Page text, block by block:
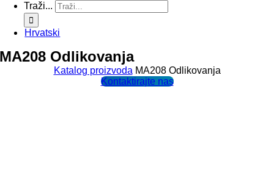
Traži...
Hrvatski
MA208 Odlikovanja
Katalog proizvoda MA208 Odlikovanja
Kontaktirajte nas